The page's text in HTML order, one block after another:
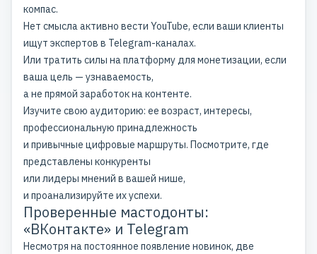
компас.
Нет смысла активно вести YouTube, если ваши клиенты
ищут экспертов в Telegram-каналах.
Или тратить силы на платформу для монетизации, если
ваша цель — узнаваемость,
а не прямой заработок на контенте.
Изучите свою аудиторию: ее возраст, интересы,
профессиональную принадлежность
и привычные цифровые маршруты. Посмотрите, где
представлены конкуренты
или лидеры мнений в вашей нише,
и проанализируйте их успехи.
Проверенные мастодонты:
«ВКонтакте» и Telegram
Несмотря на постоянное появление новинок, две